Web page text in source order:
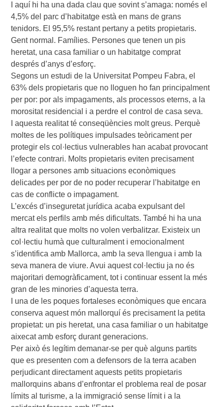
I aquí hi ha una dada clau que sovint s’amaga: només el
4,5% del parc d’habitatge està en mans de grans
tenidors. El 95,5% restant pertany a petits propietaris.
Gent normal. Famílies. Persones que tenen un pis
heretat, una casa familiar o un habitatge comprat
després d’anys d’esforç.
Segons un estudi de la Universitat Pompeu Fabra, el
63% dels propietaris que no lloguen ho fan principalment
per por: por als impagaments, als processos eterns, a la
morositat residencial i a perdre el control de casa seva.
I aquesta realitat té conseqüències molt greus. Perquè
moltes de les polítiques impulsades teòricament per
protegir els col·lectius vulnerables han acabat provocant
l’efecte contrari. Molts propietaris eviten precisament
llogar a persones amb situacions econòmiques
delicades per por de no poder recuperar l’habitatge en
cas de conflicte o impagament.
L’excés d’inseguretat jurídica acaba expulsant del
mercat els perfils amb més dificultats. També hi ha una
altra realitat que molts no volen verbalitzar. Existeix un
col·lectiu humà que culturalment i emocionalment
s’identifica amb Mallorca, amb la seva llengua i amb la
seva manera de viure. Avui aquest col·lectiu ja no és
majoritari demogràficament, tot i continuar essent la més
gran de les minories d’aquesta terra.
I una de les poques fortaleses econòmiques que encara
conserva aquest món mallorquí és precisament la petita
propietat: un pis heretat, una casa familiar o un habitatge
aixecat amb esforç durant generacions.
Per això és legítim demanar-se per què alguns partits
que es presenten com a defensors de la terra acaben
perjudicant directament aquests petits propietaris
mallorquins abans d’enfrontar el problema real de posar
límits al turisme, a la immigració sense límit i a la